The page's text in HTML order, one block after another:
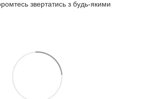
звертатись з будь-якими